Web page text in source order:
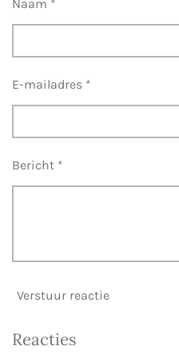
Naam *
E-mailadres *
Bericht *
Verstuur reactie
Reacties